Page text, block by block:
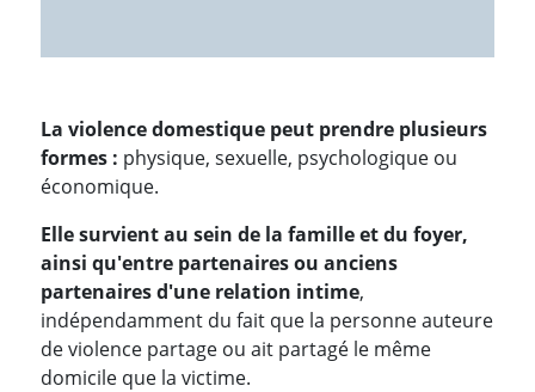
La violence domestique peut prendre plusieurs
formes : physique, sexuelle, psychologique ou
économique.
Elle survient au sein de la famille et du foyer,
ainsi qu'entre partenaires ou anciens
partenaires d'une relation intime,
indépendamment du fait que la personne auteure
de violence partage ou ait partagé le même
domicile que la victime.